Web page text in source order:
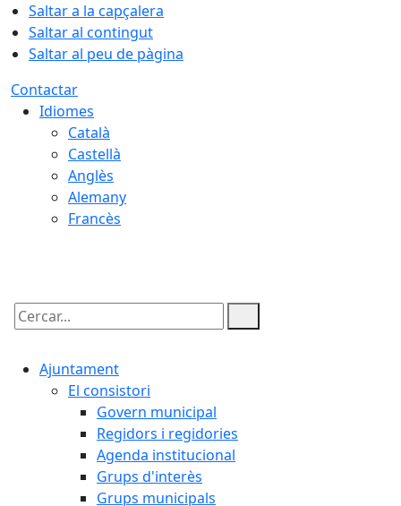
Saltar a la capçalera
Saltar al contingut
Saltar al peu de pàgina
Contactar
Idiomes
Català
Castellà
Anglès
Alemany
Francès
Cercar:
Ajuntament
El consistori
Govern municipal
Regidors i regidories
Agenda institucional
Grups d'interès
Grups municipals